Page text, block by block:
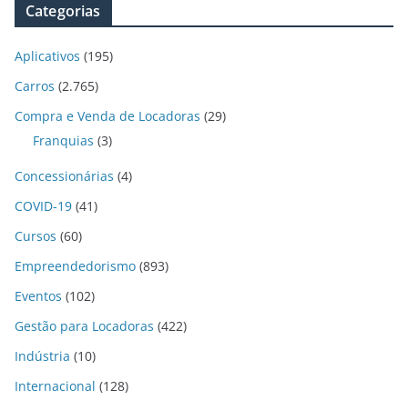
Categorias
Aplicativos (195)
Carros (2.765)
Compra e Venda de Locadoras (29)
Franquias (3)
Concessionárias (4)
COVID-19 (41)
Cursos (60)
Empreendedorismo (893)
Eventos (102)
Gestão para Locadoras (422)
Indústria (10)
Internacional (128)